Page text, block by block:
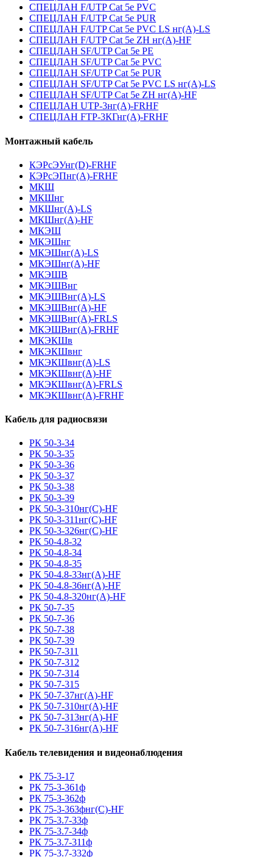
СПЕЦЛАН F/UTP Cat 5e PVC
СПЕЦЛАН F/UTP Cat 5e PUR
СПЕЦЛАН F/UTP Cat 5e PVC LS нг(А)-LS
СПЕЦЛАН F/UTP Cat 5e ZH нг(А)-HF
СПЕЦЛАН SF/UTP Cat 5e PE
СПЕЦЛАН SF/UTP Cat 5e PVC
СПЕЦЛАН SF/UTP Cat 5e PUR
СПЕЦЛАН SF/UTP Cat 5e PVC LS нг(А)-LS
СПЕЦЛАН SF/UTP Cat 5e ZH нг(А)-HF
СПЕЦЛАН UTP-3нг(А)-FRHF
СПЕЦЛАН FTP-3КГнг(А)-FRHF
Монтажный кабель
КЭРсЭУнг(D)-FRHF
КЭРсЭПнг(А)-FRHF
МКШ
МКШнг
МКШнг(А)-LS
МКШнг(А)-HF
МКЭШ
МКЭШнг
МКЭШнг(А)-LS
МКЭШнг(А)-HF
МКЭШВ
МКЭШВнг
МКЭШВнг(А)-LS
МКЭШВнг(А)-HF
МКЭШВнг(А)-FRLS
МКЭШВнг(А)-FRHF
МКЭКШв
МКЭКШвнг
МКЭКШвнг(А)-LS
МКЭКШвнг(A)-HF
МКЭКШвнг(А)-FRLS
МКЭКШвнг(A)-FRHF
Кабель для радиосвязи
РК 50-3-34
РК 50-3-35
РК 50-3-36
РК 50-3-37
РК 50-3-38
РК 50-3-39
РК 50-3-310нг(С)-HF
РК 50-3-311нг(С)-HF
РК 50-3-326нг(С)-HF
РК 50-4.8-32
РК 50-4.8-34
РК 50-4.8-35
РК 50-4.8-33нг(A)-HF
РК 50-4.8-36нг(A)-HF
РК 50-4.8-320нг(A)-HF
РК 50-7-35
РК 50-7-36
РК 50-7-38
РК 50-7-39
РК 50-7-311
РК 50-7-312
РК 50-7-314
РК 50-7-315
РК 50-7-37нг(A)-HF
РК 50-7-310нг(A)-HF
РК 50-7-313нг(A)-HF
РК 50-7-316нг(A)-HF
Кабель телевидения и видеонаблюдения
РК 75-3-17
РК 75-3-361ф
РК 75-3-362ф
РК 75-3-363фнг(С)-HF
РК 75-3.7-33ф
РК 75-3.7-34ф
РК 75-3.7-311ф
РК 75-3.7-332ф